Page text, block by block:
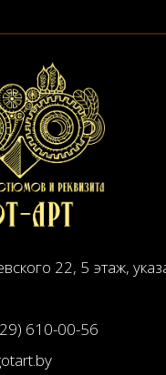
22, 5 этаж,
610-00-56